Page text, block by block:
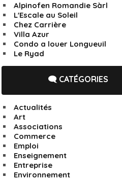
Alpinofen Romandie Sàrl
L'Escale au Soleil
Chez Carrière
Villa Azur
Condo a louer Longueuil
Le Ryad
🗨️ CATÉGORIES
Actualités
Art
Associations
Commerce
Emploi
Enseignement
Entreprise
Environnement